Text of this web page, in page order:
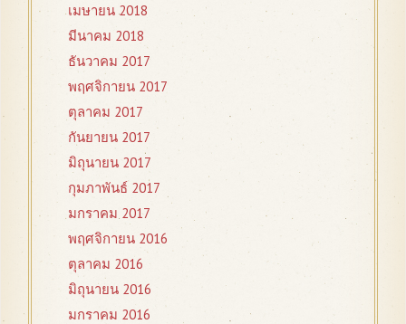
เมษายน 2018
มีนาคม 2018
ธันวาคม 2017
พฤศจิกายน 2017
ตุลาคม 2017
กันยายน 2017
มิถุนายน 2017
กุมภาพันธ์ 2017
มกราคม 2017
พฤศจิกายน 2016
ตุลาคม 2016
มิถุนายน 2016
มกราคม 2016